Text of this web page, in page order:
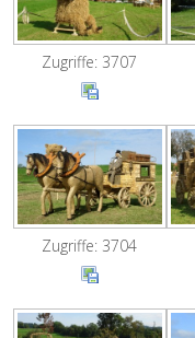
Zugriffe: 3707
Zugriffe: 3704